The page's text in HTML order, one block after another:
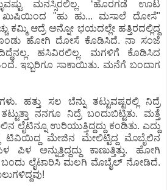
ಮನಸ್ಸಿರಲಿಲ್ಲ. ʻಹೊರಗಡೆ ಊಟ
"ಹು ಹು... ಮಸಾಲೆ ದೋಸೆ"
ಕಮ್ಮಿ ಆದ್ರೆ ಅನ್ನೋ ಭಯದಲ್ಲೇ ಹತ್ತಿರದಲ್ಲಿದ್ದ
ಹೋಗಿ ದೋಸೆ ಕೊಡಿಸಿದೆ. ನಾ ಸಂಜೆ
ಹಸಿವಿರಲಿಲ್ಲ. ಮಗಳಿಗೆ ಕೊಡಿಸಿದ
ಇಬ್ಬರಿಗೂ ಸಾಕಾಯಿತು. ಮನೆಗೆ ಬಂದಾಗ
ಹತ್ತು ಸಲ ಬೆನ್ನು ತಟ್ಟುವಷ್ಟರಲ್ಲಿ ನಿದ್ರೆ
ನನಗೂ ನಿದ್ರೆ ಬಂದುಬಿಟ್ಟಿತು. ಮತ್ತೆ
ಲೈಟಿನ್ನೂ ಉರಿಯುತ್ತಿದ್ದದ್ದು ಕಂಡಿತು. ಎದ್ದು
ಮೇಜಿನ ಮೇಲಿಟ್ಟಿದ್ದ ಮೊಬೈಲಿನ
ಅನ್ನುತ್ತಿದ್ದದ್ದು ಕಾಣುತ್ತಿತ್ತು. ಹೋಗಿ
ಬಂದು ಲೈಟಾರಿಸಿ ಮಲಗಿ ಮೊಬೈಲ್ ನೋಡಿದೆ.